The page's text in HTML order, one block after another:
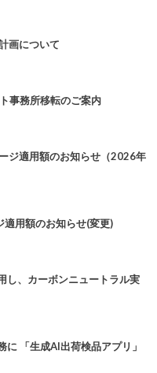
画について
事務所移転のご案内
ジ適用額のお知らせ（2026年
用額のお知らせ(変更)
し、カーボンニュートラル実
「生成AI出荷検品アプリ」